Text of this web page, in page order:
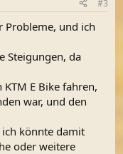
#3
Probleme, und ich
Steigungen, da
E Bike fahren,
war, und den
ich könnte damit
oder weitere